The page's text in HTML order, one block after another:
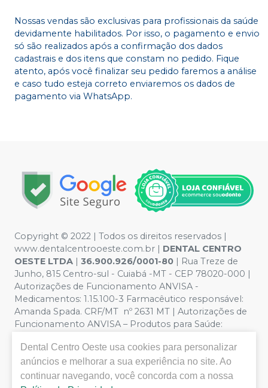
Nossas vendas são exclusivas para profissionais da saúde
devidamente habilitados. Por isso, o pagamento e envio
só são realizados após a confirmação dos dados
cadastrais e dos itens que constam no pedido. Fique
atento, após você finalizar seu pedido faremos a análise
e caso tudo esteja correto enviaremos os dados de
pagamento via WhatsApp.
Copyright © 2022 | Todos os direitos reservados |
www.dentalcentrooeste.com.br | DENTAL CENTRO
OESTE LTDA | 36.900.926/0001-80 | Rua Treze de
Junho, 815 Centro-sul - Cuiabá -MT - CEP 78020-000 |
Autorizações de Funcionamento ANVISA -
Medicamentos: 1.15.100-3 Farmacêutico responsável:
Amanda Spada. CRF/MT nº 2631 MT | Autorizações de
Funcionamento ANVISA – Produtos para Saúde:
Segurança - Fotos meramente ilustrativas - Os preços e
condições da loja virtual estão sujeitos a alterações. Em
caso de divergência de preços no site, o valor válido é o
Dental Centro Oeste usa cookies para personalizar
anúncios e melhorar a sua experiência no site. Ao
continuar navegando, você concorda com a nossa